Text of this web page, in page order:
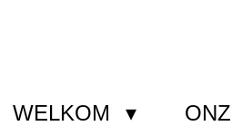
WELKOM